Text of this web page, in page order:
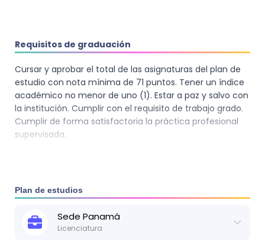
Requisitos de graduación
Cursar y aprobar el total de las asignaturas del plan de
estudio con nota mínima de 71 puntos. Tener un índice
académico no menor de uno (1). Estar a paz y salvo con
la institución. Cumplir con el requisito de trabajo grado.
Cumplir de forma satisfactoria la práctica profesional
supervisada.
Plan de estudios
Sede Panamá
Licenciatura